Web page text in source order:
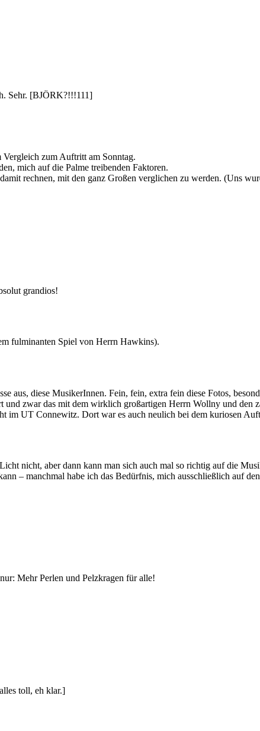
Sehr. [BJÖRK?!!!111]
Vergleich zum Auftritt am Sonntag.
mich auf die Palme treibenden Faktoren.
rechnen, mit den ganz Großen verglichen zu werden. (Uns
grandios!
fulminanten Spiel von Herrn Hawkins).
aus, diese MusikerInnen. Fein, fein, extra fein diese Fotos,
zwar das mit dem wirklich großartigen Herrn Wollny und den
im UT Connewitz. Dort war es auch neulich bei dem kuriosen
nicht, aber dann kann man sich auch mal so richtig auf die
– manchmal habe ich das Bedürfnis, mich ausschließlich auf
Mehr Perlen und Pelzkragen für alle!
toll, eh klar.]